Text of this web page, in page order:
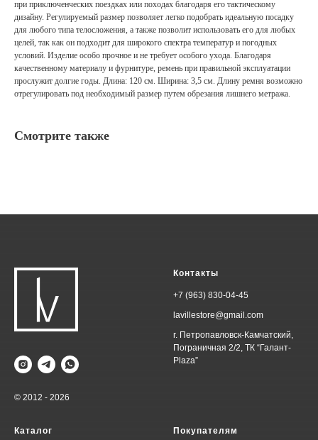
при приключенческих поездках или походах благодаря его тактическому
дизайну. Регулируемый размер позволяет легко подобрать идеальную посадку
для любого типа телосложения, а также позволит использовать его для любых
целей, так как он подходит для широкого спектра температур и погодных
условий. Изделие особо прочное и не требует особого ухода. Благодаря
качественному материалу и фурнитуре, ремень при правильной эксплуатации
прослужит долгие годы. Длина: 120 см. Ширина: 3,5 см. Длину ремня возможно
отрегулировать под необходимый размер путем обрезания лишнего метража.
Смотрите также
© 2012 - 2026
Контакты
+7 (963) 830-04-45
lavillestore@gmail.com
г. Петропавловск-Камчатский,
Пограничная 2/2, ТК “Галант-
Plaza”
Каталог Покупателям